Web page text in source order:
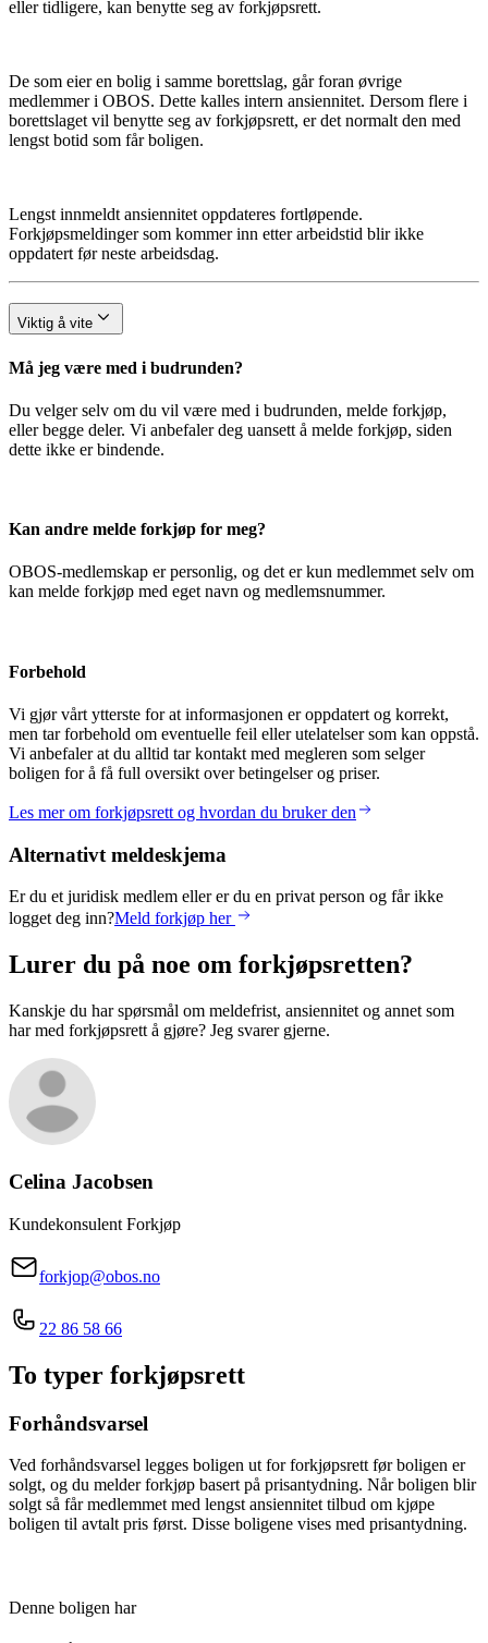
eller tidligere, kan benytte seg av forkjøpsrett.
De som eier en bolig i samme borettslag, går foran øvrige
medlemmer i OBOS. Dette kalles intern ansiennitet. Dersom flere i
borettslaget vil benytte seg av forkjøpsrett, er det normalt den med
lengst botid som får boligen.
Lengst innmeldt ansiennitet oppdateres fortløpende.
Forkjøpsmeldinger som kommer inn etter arbeidstid blir ikke
oppdatert før neste arbeidsdag.
Viktig å vite
Må jeg være med i budrunden?
Du velger selv om du vil være med i budrunden, melde forkjøp,
eller begge deler. Vi anbefaler deg uansett å melde forkjøp, siden
dette ikke er bindende.
Kan andre melde forkjøp for meg?
OBOS-medlemskap er personlig, og det er kun medlemmet selv om
kan melde forkjøp med eget navn og medlemsnummer.
Forbehold
Vi gjør vårt ytterste for at informasjonen er oppdatert og korrekt,
men tar forbehold om eventuelle feil eller utelatelser som kan oppstå.
Vi anbefaler at du alltid tar kontakt med megleren som selger
boligen for å få full oversikt over betingelser og priser.
Les mer om forkjøpsrett og hvordan du bruker den
Alternativt meldeskjema
Er du et juridisk medlem eller er du en privat person og får ikke
logget deg inn?Meld forkjøp her
Lurer du på noe om forkjøpsretten?
Kanskje du har spørsmål om meldefrist, ansiennitet og annet som
har med forkjøpsrett å gjøre? Jeg svarer gjerne.
Celina Jacobsen
Kundekonsulent Forkjøp
forkjop@obos.no
22 86 58 66
To typer forkjøpsrett
Forhåndsvarsel
Ved forhåndsvarsel legges boligen ut for forkjøpsrett før boligen er
solgt, og du melder forkjøp basert på prisantydning. Når boligen blir
solgt så får medlemmet med lengst ansiennitet tilbud om kjøpe
boligen til avtalt pris først. Disse boligene vises med prisantydning.
Denne boligen har